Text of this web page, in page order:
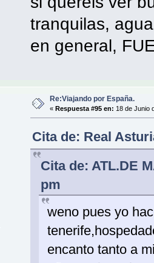
tranquilas,
en general,
Re:Viajando por España.
«Respuesta #95 en: 18 de Junio
Cita de: Real
Cita de: ATL.DE
pm
weno pues yo
encanto tanto a